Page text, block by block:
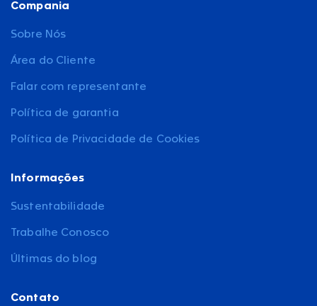
Compania
Sobre Nós
Área do Cliente
Falar com representante
Política de garantia
Política de Privacidade de Cookies
Informações
Sustentabilidade
Trabalhe Conosco
Últimas do blog
Contato